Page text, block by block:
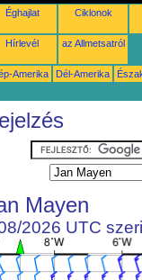
Éghajlat Ciklonok
Hírlevél az Allmetsatról
Amerika Dél-Amerika
Mayen
2026 UTC